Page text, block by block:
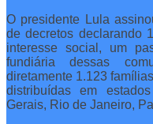
O presidente Lula
de decretos declarando
interesse social, um
fundiária dessas
diretamente 1.123
distribuídas em
Gerais, Rio de Janeiro,